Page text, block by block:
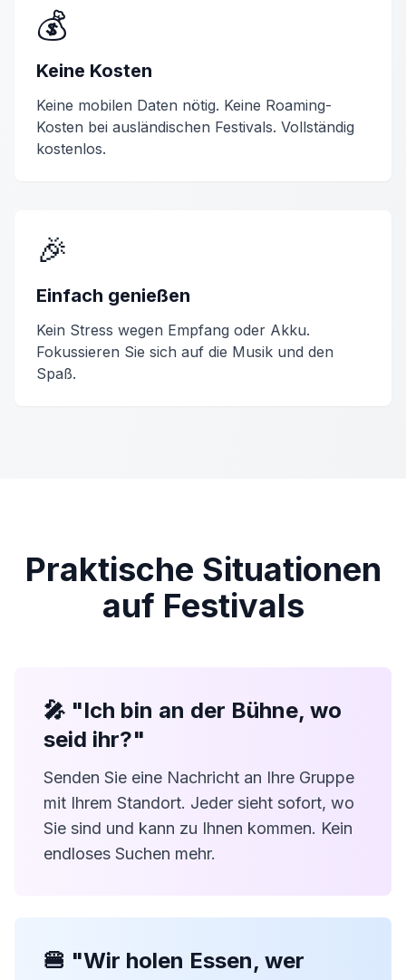
💰
Keine Kosten
Keine mobilen Daten nötig. Keine Roaming-
Kosten bei ausländischen Festivals. Vollständig
kostenlos.
🎉
Einfach genießen
Kein Stress wegen Empfang oder Akku.
Fokussieren Sie sich auf die Musik und den
Spaß.
Praktische Situationen
auf Festivals
🎤 "Ich bin an der Bühne, wo
seid ihr?"
Senden Sie eine Nachricht an Ihre Gruppe
mit Ihrem Standort. Jeder sieht sofort, wo
Sie sind und kann zu Ihnen kommen. Kein
endloses Suchen mehr.
🍔 "Wir holen Essen, wer